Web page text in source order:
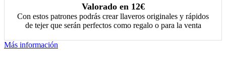
Valorado en 12€
Con estos patrones podrás crear llaveros originales y rápidos
de tejer que serán perfectos como regalo o para la venta
Más información